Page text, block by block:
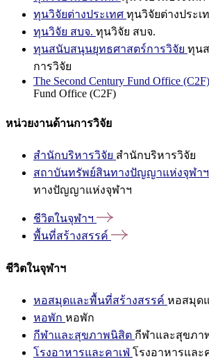
ทุนวิจัยต่างประเทศ ทุนวิจัยต่างประเ
ทุนวิจัย สบจ. ทุนวิจัย สบจ.
ทุนสนับสนุนยุทธศาสตร์การวิจัย ทุน
การวิจัย
The Second Century Fund Office (C2F)
Fund Office (C2F)
หน่วยงานด้านการวิจัย
สำนักบริหารวิจัย สำนักบริหารวิจัย
สถาบันทรัพย์สินทางปัญญาแห่งจุฬาฯ
ทางปัญญาแห่งจุฬาฯ
ชีวิตในจุฬาฯ
พื้นที่สร้างสรรค์
ชีวิตในจุฬาฯ
หอสมุดและพื้นที่สร้างสรรค์ หอสมุด
หอพัก หอพัก
กีฬาและสุขภาพนิสิต กีฬาและสุขภา
โรงอาหารและคาเฟ่ โรงอาหารและ